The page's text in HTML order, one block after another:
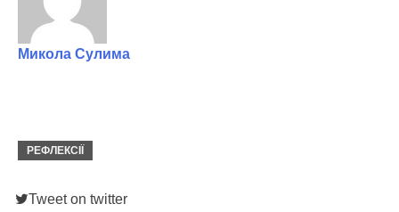
Микола Сулима
РЕФЛЕКСІЇ
Tweet on twitter